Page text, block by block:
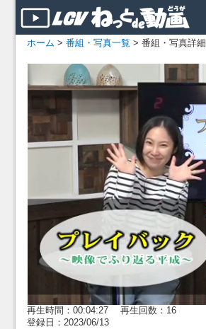
ホーム > 番組・写真一覧 > 番組・写真詳細
再生時間：00:04:27 再生回数：16
登録日：2023/06/13